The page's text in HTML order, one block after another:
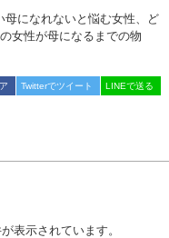
になれないと悩む女性、ど
女性が母になるまでの物
Twitterでツイート LINEで送る
表示されています。